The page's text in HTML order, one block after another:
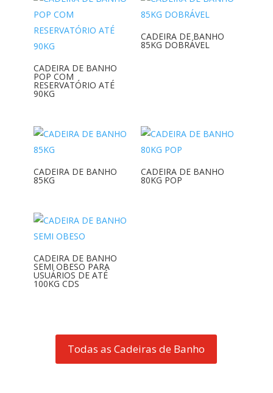
CADEIRA DE BANHO
POP COM
RESERVATÓRIO ATÉ
90KG
CADEIRA DE BANHO
85KG DOBRÁVEL
CADEIRA DE BANHO
85KG
CADEIRA DE BANHO
80KG POP
CADEIRA DE BANHO
SEMI OBESO PARA
USUÁRIOS DE ATÉ
100KG CDS
Todas as Cadeiras de Banho